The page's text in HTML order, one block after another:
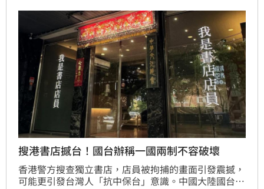
搜港書店撼台！國台辦稱一國兩制不容破壞
香港警方搜查獨立書店，店員被拘捕的畫面引發震撼，
可能更引發台灣人「抗中保台」意識。中國大陸國台辦